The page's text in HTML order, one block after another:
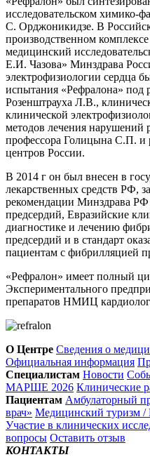
исследовательском химико-
С. Орджоникидзе. В
производственном
медицинский
Е.И. Чазова» Минздрава
электрофизиологии сердца
испытания «Рефралона» под
Розенштрауха Л.В.,
клинической
методов лечения нарушений
профессора Голицына С.П. и
центров России.
В 2014 г он был внесен в
лекарственных средств РФ,
рекомендации Минздрава
предсердий, Евразийские
диагностике и лечению
предсердий и в стандарт
пациентам с фибрилляцией
«Рефралон» имеет полный
Экспериментального
препаратов НМИЦ
О Центре Сведения о
Официальная информация
Специалистам Новости
МАРШЕ 2026 Клинические
Пациентам Амбулаторный
врач» Медицинский туризм /
Участие в клинических
вопросы Оставить отзыв
КОНТАКТЫ